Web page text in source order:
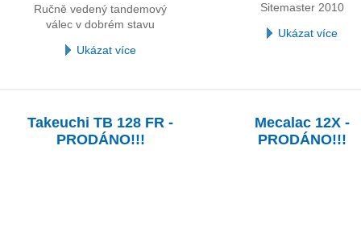
Ručně vedený tandemový
válec v dobrém stavu
Ukázat více
Sitemaster 2010
Ukázat více
Takeuchi TB 128 FR -
PRODÁNO!!!
Mecalac 12X -
PRODÁNO!!!